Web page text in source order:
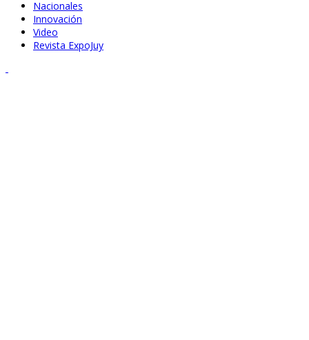
Nacionales
Innovación
Video
Revista ExpoJuy